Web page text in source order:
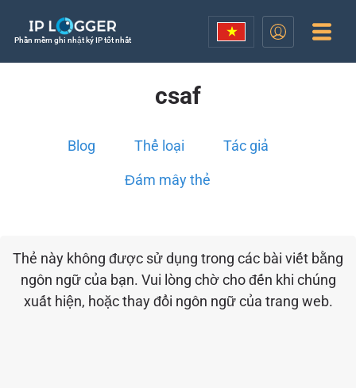
Phần mềm ghi nhật ký IP tốt nhất
csaf
Blog Thể loại Tác giả
Đám mây thẻ